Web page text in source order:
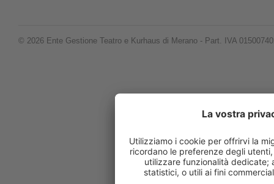
© 2026 Ente Gestione Teatro e Kurhaus di Merano - Part. IVA